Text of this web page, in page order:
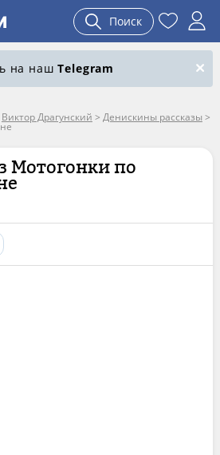
Поиск
на нашTelegram
Виктор Драгунский > Денискины рассказы >
Мотогонки по